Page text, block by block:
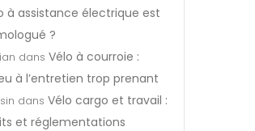
à assistance électrique est
?
dans Vélo à courroie :
à l’entretien trop prenant
dans Vélo cargo et travail :
et réglementations